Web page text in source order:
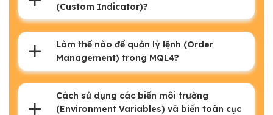
(Custom Indicator)?
Làm thế nào để quản lý lệnh (Order
Management) trong MQL4?
Cách sử dụng các biến môi trường
(Environment Variables) và biến toàn cục